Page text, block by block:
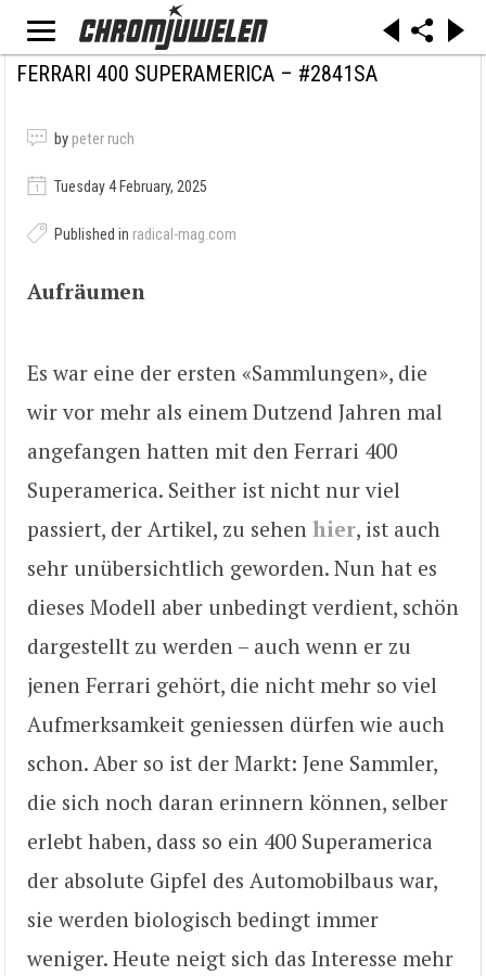
FERRARI 400 SUPERAMERICA – #2841SA
by peter ruch
Tuesday 4 February, 2025
Published in radical-mag.com
Aufräumen
Es war eine der ersten «Sammlungen», die
wir vor mehr als einem Dutzend Jahren mal
angefangen hatten mit den Ferrari 400
Superamerica. Seither ist nicht nur viel
passiert, der Artikel, zu sehen hier, ist auch
sehr unübersichtlich geworden. Nun hat es
dieses Modell aber unbedingt verdient, schön
dargestellt zu werden – auch wenn er zu
jenen Ferrari gehört, die nicht mehr so viel
Aufmerksamkeit geniessen dürfen wie auch
schon. Aber so ist der Markt: Jene Sammler,
die sich noch daran erinnern können, selber
erlebt haben, dass so ein 400 Superamerica
der absolute Gipfel des Automobilbaus war,
sie werden biologisch bedingt immer
weniger. Heute neigt sich das Interesse mehr